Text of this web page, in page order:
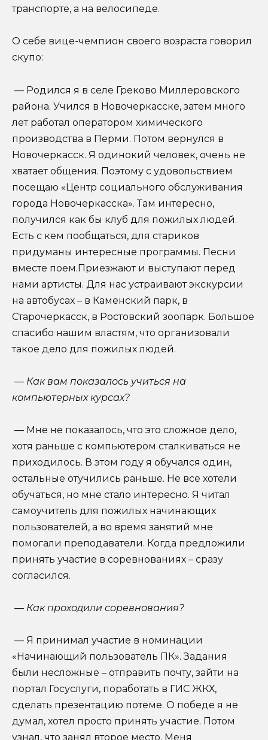
транспорте, а на велосипеде.
О себе вице-чемпион своего возраста говорил
скупо:
— Родился я в селе Греково Миллеровского
района. Учился в Новочеркасске, затем много
лет работал оператором химического
производства в Перми. Потом вернулся в
Новочеркасск. Я одинокий человек, очень не
хватает общения. Поэтому с удовольствием
посещаю «Центр социального обслуживания
города Новочеркасска». Там интересно,
получился как бы клуб для пожилых людей.
Есть с кем пообщаться, для стариков
придуманы интересные программы. Песни
вместе поем.Приезжают и выступают перед
нами артисты. Для нас устраивают экскурсии
на автобусах – в Каменский парк, в
Старочеркасск, в Ростовский зоопарк. Большое
спасибо нашим властям, что организовали
такое дело для пожилых людей.
— Как вам показалось учиться на
компьютерных курсах?
— Мне не показалось, что это сложное дело,
хотя раньше с компьютером сталкиваться не
приходилось. В этом году я обучался один,
остальные отучились раньше. Не все хотели
обучаться, но мне стало интересно. Я читал
самоучитель для пожилых начинающих
пользователей, а во время занятий мне
помогали преподаватели. Когда предложили
принять участие в соревнованиях – сразу
согласился.
— Как проходили соревнования?
— Я принимал участие в номинации
«Начинающий пользователь ПК». Задания
были несложные – отправить почту, зайти на
портал Госуслуги, поработать в ГИС ЖКХ,
сделать презентацию потеме. О победе я не
думал, хотел просто принять участие. Потом
узнал, что занял второе место. Меня